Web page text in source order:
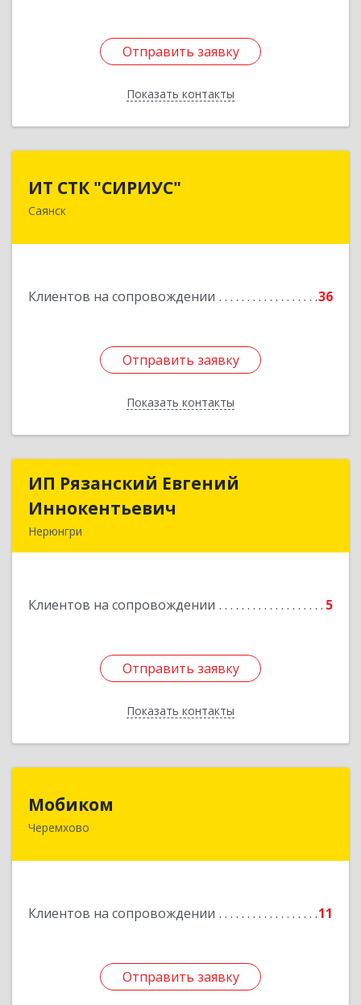
Отправить заявку
Показать контакты
Отправить заявку
Назад
ИТ СТК "СИРИУС"
Саянск
Клиентов на сопровождении 36
Отправить заявку
Показать контакты
666303, Иркутская обл, Саянск г, Юбилейный
Отправить заявку
Назад
ИП Рязанский Евгений
Иннокентьевич
Нерюнгри
Клиентов на сопровождении 5
Отправить заявку
Показать контакты
ИП Рязанский Евгений
Подробнее
Отправить заявку
Назад
Мобиком
Черемхово
Клиентов на сопровождении 11
Отправить заявку
Отправить заявку